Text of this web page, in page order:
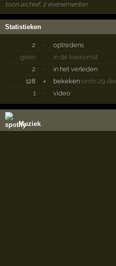
toon archief, 2 evenementen
Statistieken
2 ·
optredens
geen
·
in de toekomst
2
·
in het verleden
128
× bekeken sinds 29
1
· video
Muziek